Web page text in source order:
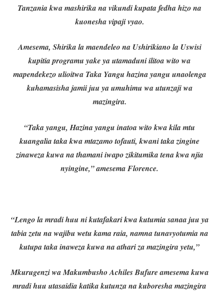
Tanzania kwa mashirika na vikundi kupata fedha hizo na
kuonesha vipaji vyao.
Amesema, Shirika la maendeleo na Ushirikiano la Uswisi
kupitia programu yake ya utamaduni ilitoa wito wa
mapendekezo ulioitwa Taka Yangu hazina yangu unaolenga
kuhamasisha jamii juu ya umuhimu wa utunzaji wa
mazingira.
“Taka yangu, Hazina yangu inatoa wito kwa kila mtu
kuangalia taka kwa mtazamo tofauti, kwani taka zingine
zinaweza kuwa na thamani iwapo zikitumika tena kwa njia
nyingine,” amesema Florence.
“Lengo la mradi huu ni kutafakari kwa kutumia sanaa juu ya
tabia zetu na wajibu wetu kama raia, namna tunavyotumia na
kutupa taka inaweza kuwa na athari za mazingira yetu,”
Mkurugenzi wa Makumbusho Achiles Bufure amesema kuwa
mradi huu utasaidia katika kutunza na kuboresha mazingira